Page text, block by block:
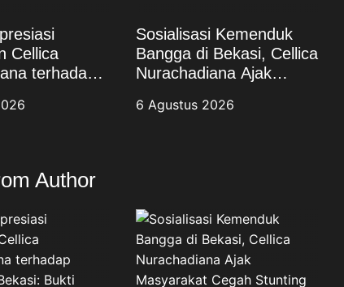
Cellica
terhadap
yang Nyata
Sosialisasi Kemenduk
Bangga di Bekasi, Cellica
Nurachadiana Ajak
Stunting dan Wujudkan
6 Agustus 2026
Author